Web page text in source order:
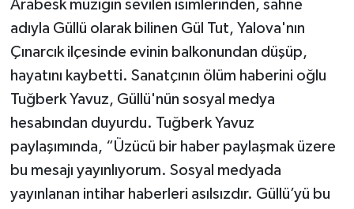
Arabesk müziğin sevilen isimlerinden, sahne
adıyla Güllü olarak bilinen Gül Tut, Yalova'nın
Çınarcık ilçesinde evinin balkonundan düşüp,
hayatını kaybetti. Sanatçının ölüm haberini oğlu
Tuğberk Yavuz, Güllü'nün sosyal medya
hesabından duyurdu. Tuğberk Yavuz
paylaşımında, “Üzücü bir haber paylaşmak üzere
bu mesajı yayınlıyorum. Sosyal medyada
yayınlanan intihar haberleri asılsızdır. Güllü’yü bu